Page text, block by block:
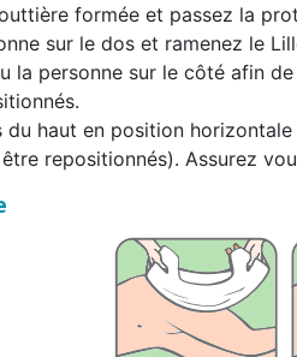
formée et passez la
sur le dos et ramenez le
la personne sur le côté afin
du haut en position
repositionnés). Assurez